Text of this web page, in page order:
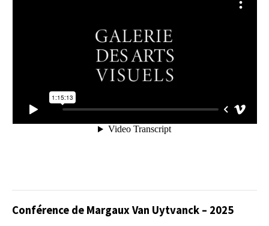
Conférence de Margaux Van Uytvanck – 2025